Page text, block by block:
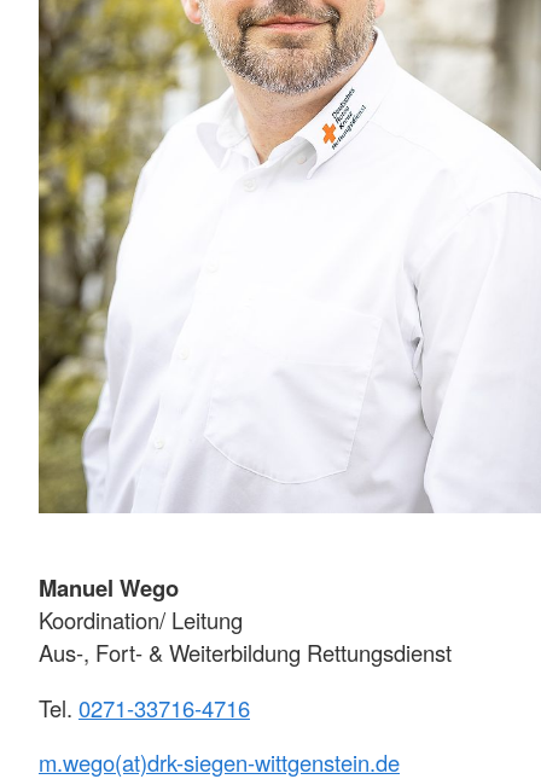
Manuel Wego
Koordination/ Leitung
Aus-, Fort- & Weiterbildung Rettungsdienst
Tel. 0271-33716-4716
m.wego(at)drk-siegen-wittgenstein.de